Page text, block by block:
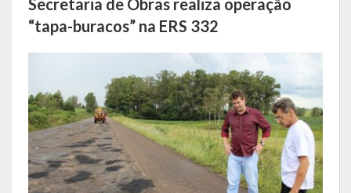
Governo
Gabinete do Prefeito Municipal
Procuradoria e Assessoria Jurídica
Coordenadoria do Sistema de Controle Interno
Secretaria de Obras realiza operação
“tapa-buracos” na ERS 332